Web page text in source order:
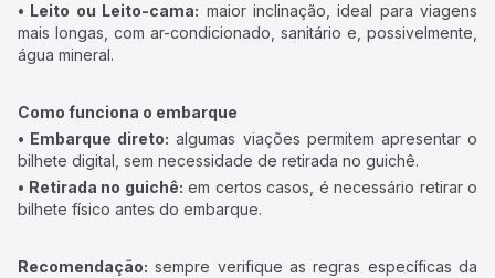
• Leito ou Leito-cama: maior inclinação, ideal para viagens
mais longas, com ar-condicionado, sanitário e, possivelmente,
água mineral.
Como funciona o embarque
• Embarque direto: algumas viações permitem apresentar o
bilhete digital, sem necessidade de retirada no guichê.
• Retirada no guichê: em certos casos, é necessário retirar o
bilhete físico antes do embarque.
Recomendação: sempre verifique as regras específicas da